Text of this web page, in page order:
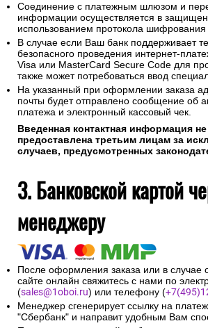
Соединение с платежным шлюзом и
информации осуществляется в
использованием протокола шифрования
В случае если Ваш банк поддерживает
безопасного проведения интернет-
Visa или MasterCard Secure Code для
также может потребоваться ввод
На указанный при оформлении заказа
почты будет отправлено сообщение об
платежа и электронный кассовый чек.
Введенная контактная информация
предоставлена третьим лицам за
случаев, предусмотренных
3. Банковской картой
менеджеру
После оформления заказа или в случае
сайте онлайн свяжитесь с нами по
(sales@1oboi.ru) или телефону (
Менеджер сгенерирует ссылку на
"Сбербанк" и направит удобным Вам